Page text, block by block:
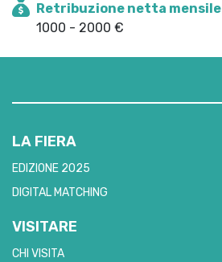
Retribuzione netta mensile
1000 - 2000 €
LA FIERA
EDIZIONE 2025
DIGITAL MATCHING
VISITARE
CHI VISITA